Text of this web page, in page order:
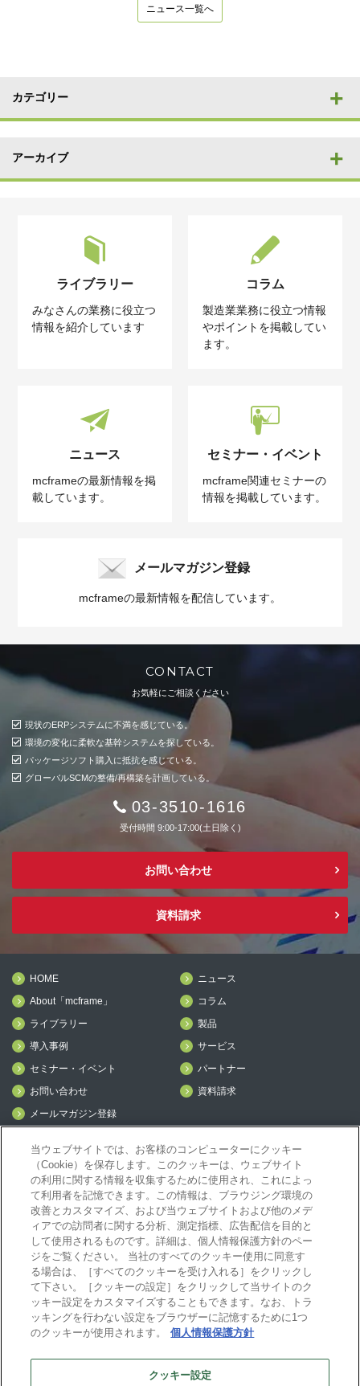
ニュース一覧へ
カテゴリー
アーカイブ
ライブラリー
みなさんの業務に役立つ
情報を紹介しています
コラム
製造業業務に役立つ情報
やポイントを掲載してい
ます。
ニュース
mcframeの最新情報を掲
載しています。
セミナー・イベント
mcframe関連セミナーの
情報を掲載しています。
メールマガジン登録
mcframeの最新情報を配信しています。
CONTACT
お気軽にご相談ください
現状のERPシステムに不満を感じている。
環境の変化に柔軟な基幹システムを探している。
パッケージソフト購入に抵抗を感じている。
グローバルSCMの整備/再構築を計画している。
03-3510-1616
受付時間 9:00-17:00(土日除く)
お問い合わせ
資料請求
HOME
ニュース
About「mcframe」
コラム
ライブラリー
製品
導入事例
サービス
セミナー・イベント
パートナー
お問い合わせ
資料請求
メールマガジン登録
mcframeナビ（ユーザ登録者）
mcframeユーザ会サイト（MCUG会員専用）
ID発行をご希望の方はこちら
パートナー専用サイト
mcframe GAパートナー専用サイト
MIJS
B-EN-Gについて
当ウェブサイトでは、お客様のコンピューターにクッキー
（Cookie）を保存します。このクッキーは、ウェブサイト
の利用に関する情報を収集するために使用され、これによっ
て利用者を記憶できます。この情報は、ブラウジング環境の
改善とカスタマイズ、および当ウェブサイトおよび他のメデ
ィアでの訪問者に関する分析、測定指標、広告配信を目的と
して使用されるものです。詳細は、個人情報保護方針のペー
ジをご覧ください。 当社のすべてのクッキー使用に同意す
る場合は、［すべてのクッキーを受け入れる］をクリックし
て下さい。［クッキーの設定］をクリックして当サイトのク
ッキー設定をカスタマイズすることもできます。なお、トラ
ッキングを行わない設定をブラウザーに記憶するために1つ
のクッキーが使用されます。
個人情報保護方針
クッキー設定